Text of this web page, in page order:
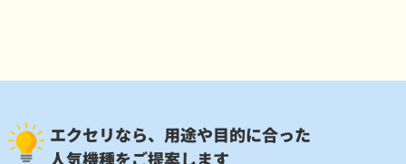
エクセリなら、用途や目的に合った
人気機種をご提案します